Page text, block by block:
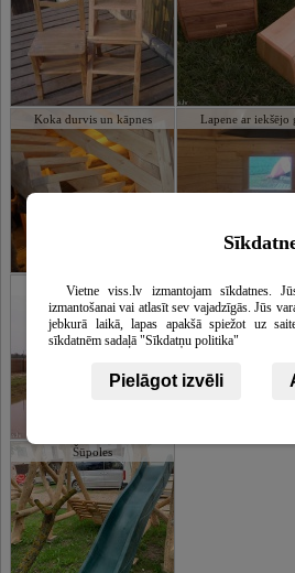
Koka durvis un kāpnes Lapene ar iekšējo
Guļbūve Lapenes
Šūpoles
Vietne viss.lv izmantojam sīkdatnes.
izmantošanai vai atlasīt sev vajadzīgās. Jūs
jebkurā laikā, lapas apakšā spiežot uz
sīkdatnēm sadaļā "Sīkdatņu politika"
Pielāgot izvēli